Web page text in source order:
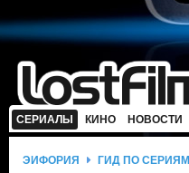
СЕРИАЛЫ КИНО НОВОСТИ
ЭЙФОРИЯ ГИД ПО СЕРИЯМ